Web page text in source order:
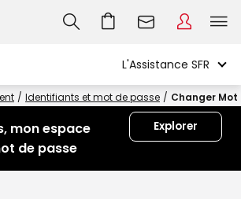
Identifiants et mot de passe Changer Mot
mon espace
de passe
Explorer